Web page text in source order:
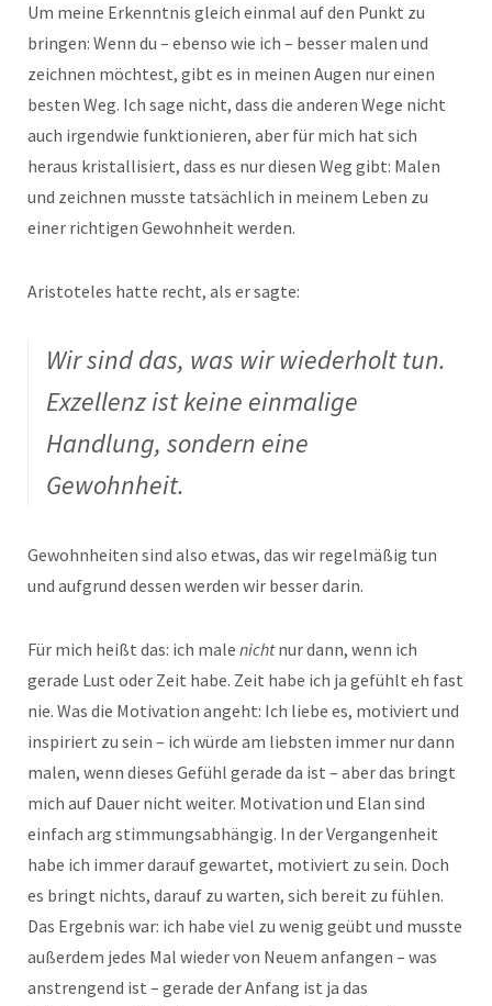
Um meine Erkenntnis gleich einmal auf den Punkt zu
bringen: Wenn du – ebenso wie ich – besser malen und
zeichnen möchtest, gibt es in meinen Augen nur einen
besten Weg. Ich sage nicht, dass die anderen Wege nicht
auch irgendwie funktionieren, aber für mich hat sich
heraus kristallisiert, dass es nur diesen Weg gibt: Malen
und zeichnen musste tatsächlich in meinem Leben zu
einer richtigen Gewohnheit werden.
Aristoteles hatte recht, als er sagte:
Wir sind das, was wir wiederholt tun.
Exzellenz ist keine einmalige
Handlung, sondern eine
Gewohnheit.
Gewohnheiten sind also etwas, das wir regelmäßig tun
und aufgrund dessen werden wir besser darin.
Für mich heißt das: ich male nichtnur dann, wenn ich
gerade Lust oder Zeit habe. Zeit habe ich ja gefühlt eh fast
nie. Was die Motivation angeht: Ich liebe es, motiviert und
inspiriert zu sein – ich würde am liebsten immer nur dann
malen, wenn dieses Gefühl gerade da ist – aber das bringt
mich auf Dauer nicht weiter. Motivation und Elan sind
einfach arg stimmungsabhängig. In der Vergangenheit
habe ich immer darauf gewartet, motiviert zu sein. Doch
es bringt nichts, darauf zu warten, sich bereit zu fühlen.
Das Ergebnis war: ich habe viel zu wenig geübt und musste
außerdem jedes Mal wieder von Neuem anfangen – was
anstrengend ist – gerade der Anfang ist ja das